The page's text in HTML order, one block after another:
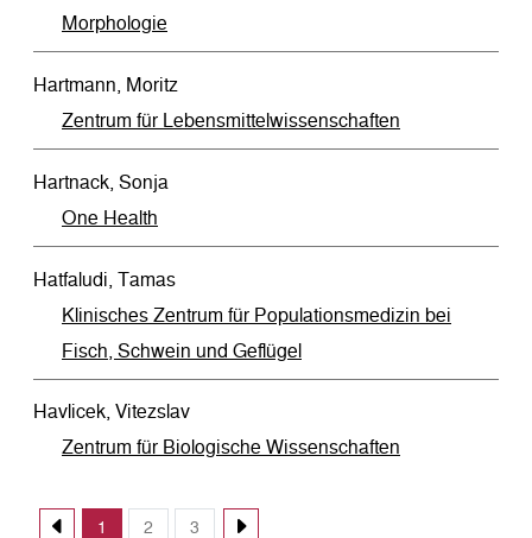
Morphologie
Hartmann, Moritz
Zentrum für Lebensmittelwissenschaften
Hartnack, Sonja
One Health
Hatfaludi, Tamas
Klinisches Zentrum für Populationsmedizin bei
Fisch, Schwein und Geflügel
Havlicek, Vitezslav
Zentrum für Biologische Wissenschaften
1 2 3